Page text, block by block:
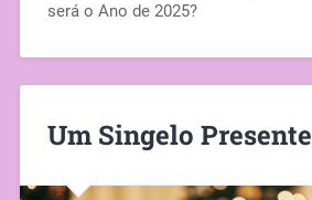
será o Ano de 2025?
Um Singelo Presente